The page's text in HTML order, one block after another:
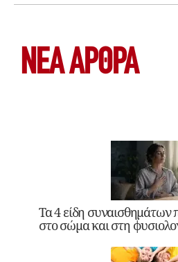
ΝΕΑ ΆΡΘΡΑ
Τα 4 είδη συναισθημάτων
στο σώμα και στη